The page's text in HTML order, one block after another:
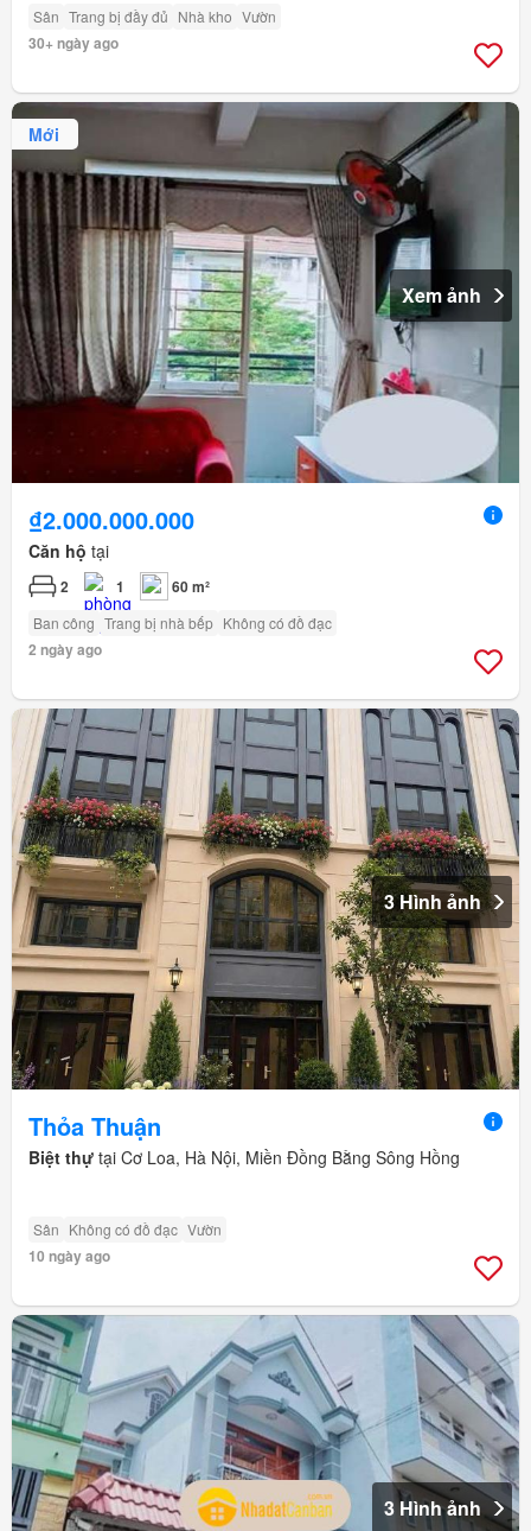
Sân Trang bị đầy đủ Nhà kho Vườn
30+ ngày ago
Mới
Xem ảnh
₫2.000.000.000
Căn hộ tại
2 1 60 m²
Ban công Trang bị nhà bếp Không có đồ đạc
2 ngày ago
3 Hình ảnh
Thỏa Thuận
Biệt thự tại Cơ Loa, Hà Nội, Miền Đồng Bằng Sông Hồng
Sân Không có đồ đạc Vườn
10 ngày ago
3 Hình ảnh